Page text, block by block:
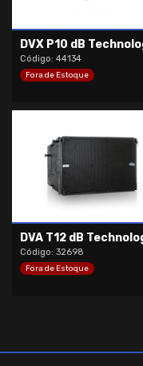
DVX P10 dB
Código: 44134
Fora de Estoque
DVA T12 dB
Código: 32698
Fora de Estoque